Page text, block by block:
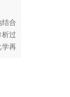
合
过
学再
需